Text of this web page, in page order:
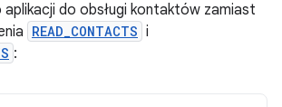
do obsługi kontaktów zamiast
READ_CONTACTS i
: